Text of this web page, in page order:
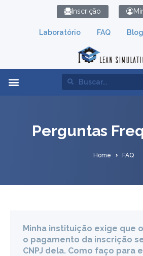
Laboratório FAQ Blog
Inscrição
Perguntas
Home FAQ
Minha instituição exige que
o pagamento da inscrição
CNPJ dela. Como faço para